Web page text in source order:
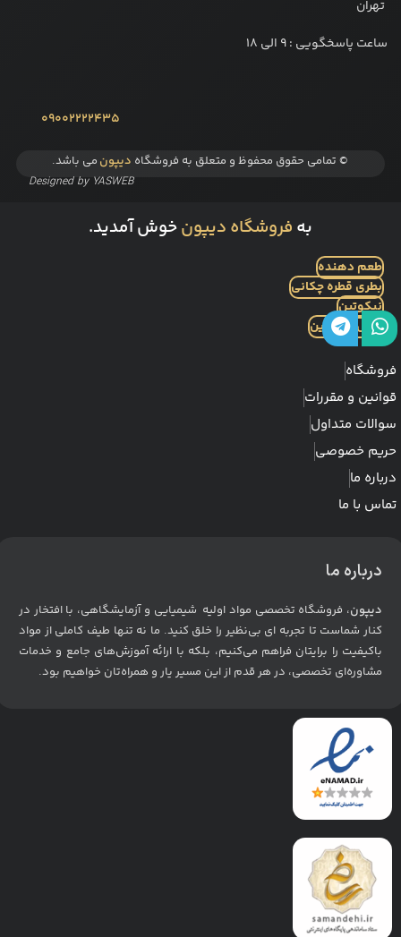
تهران
ساعت پاسخگویی : 9 الی 18
09002222435
© تمامی حقوق محفوظ و متعلق به فروشگاه دیپون می باشد.
Designed by YASWEB
به فروشگاه دیپونخوش آمدید.
طعم دهنده
بطری قطره چکانی
نیکوتین
بیس نیکوتین
فروشگاه
قوانین و مقررات
سوالات متداول
حریم خصوصی
درباره ما
تماس با ما
درباره ما
دیپون، فروشگاه تخصصی مواد اولیه شیمیایی و آزمایشگاهی، با افتخار در
کنار شماست تا تجربه ای بی‌نظیر را خلق کنید. ما نه تنها طیف کاملی از مواد
باکیفیت را برایتان فراهم می‌کنیم، بلکه با ارائه آموزش‌های جامع و خدمات
مشاوره‌ای تخصصی، در هر قدم از این مسیر یار و همراه‌تان خواهیم بود.